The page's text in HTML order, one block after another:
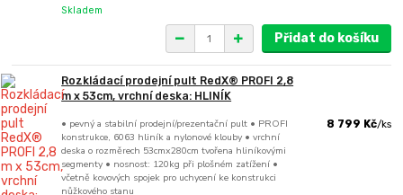
Skladem
Přidat do košíku
Rozkládací prodejní pult RedX® PROFI 2,8
m x 53cm, vrchní deska: HLINÍK
• pevný a stabilní prodejní/prezentační pult • PROFI
konstrukce, 6063 hliník a nylonové klouby • vrchní
deska o rozměrech 53cmx280cm tvořena hliníkovými
segmenty • nosnost: 120kg při plošném zatížení •
včetně kovových spojek pro uchycení ke konstrukci
nůžkového stanu
8 799 Kč/ks